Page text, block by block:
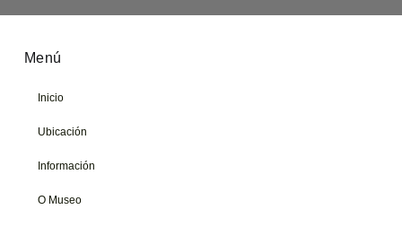
Menú
Inicio
Ubicación
Información
O Museo